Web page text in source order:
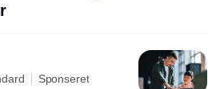
Sponseret